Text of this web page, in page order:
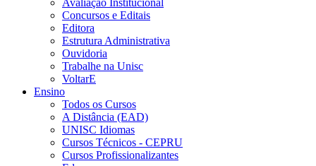
Concursos e Editais
Editora
Estrutura Administrativa
Ouvidoria
Trabalhe na Unisc
VoltarE
Ensino
Todos os Cursos
A Distância (EAD)
UNISC Idiomas
Cursos Técnicos - CEPRU
Cursos Profissionalizantes